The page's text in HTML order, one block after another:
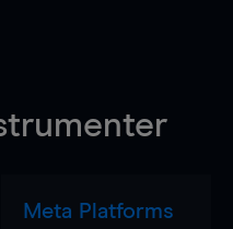
Meta Platforms